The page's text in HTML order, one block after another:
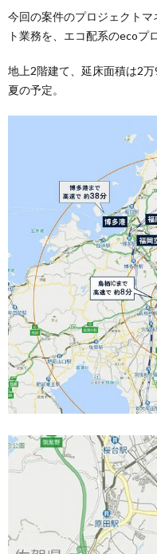
今回の案件のプロジェクト
ト業務を、エコ配系のecoプ
地上2階建て、延床面積は2
夏の予定。